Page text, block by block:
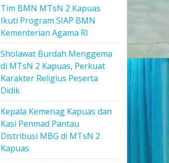
Tim BMN MTsN 2 Kapuas
Ikuti Program SIAP BMN
Kementerian Agama RI
Sholawat Burdah Menggema
di MTsN 2 Kapuas, Perkuat
Karakter Religius Peserta
Didik
Kepala Kemenag Kapuas dan
Kasi Penmad Pantau
Distribusi MBG di MTsN 2
Kapuas